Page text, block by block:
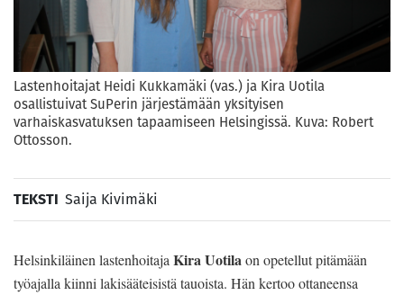
Lastenhoitajat Heidi Kukkamäki (vas.) ja Kira Uotila
osallistuivat SuPerin järjestämään yksityisen
varhaiskasvatuksen tapaamiseen Helsingissä. Kuva: Robert
Ottosson.
TEKSTI Saija Kivimäki
Helsinkiläinen lastenhoitaja Kira Uotilaon opetellut pitämään
työajalla kiinni lakisääteisistä tauoista. Hän kertoo ottaneensa